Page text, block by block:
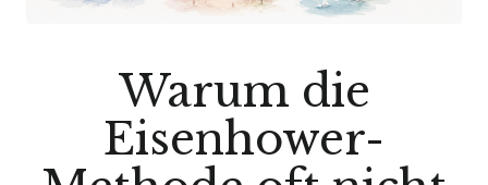
Warum die
Eisenhower-